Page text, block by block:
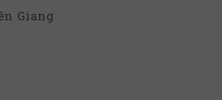
Giang